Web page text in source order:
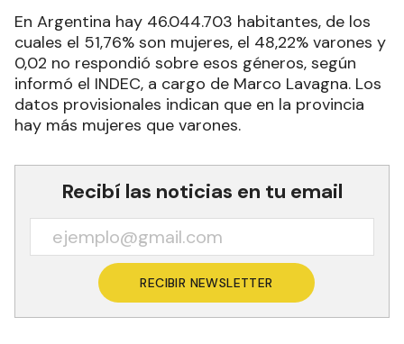
En Argentina hay 46.044.703 habitantes, de los
cuales el 51,76% son mujeres, el 48,22% varones y
0,02 no respondió sobre esos géneros, según
informó el INDEC, a cargo de Marco Lavagna. Los
datos provisionales indican que en la provincia
hay más mujeres que varones.
Recibí las noticias en tu email
RECIBIR NEWSLETTER